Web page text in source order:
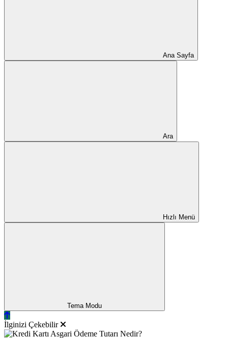
Ana Sayfa
Ara
Hızlı Menü
Tema Modu
İlginizi Çekebilir